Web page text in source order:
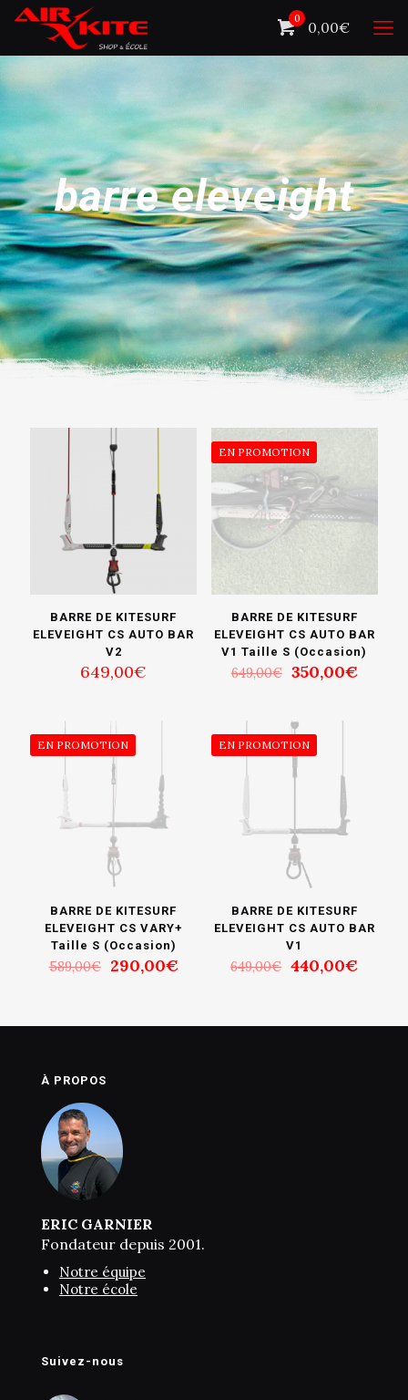
0 0,00€
barre eleveight
BARRE DE KITESURF
ELEVEIGHT CS AUTO BAR
V2
649,00€
EN PROMOTION
BARRE DE KITESURF
ELEVEIGHT CS AUTO BAR
V1 Taille S (Occasion)
649,00€ Le
était :
649,00€.
350,00€Le
EN PROMOTION
BARRE DE KITESURF
ELEVEIGHT CS VARY+
Taille S (Occasion)
589,00€
Le
290,00€Le
EN PROMOTION
BARRE DE KITESURF
ELEVEIGHT CS AUTO BAR
V1
649,00€ Le
440,00€Le
À PROPOS
ERIC GARNIER
Fondateur depuis 2001.
Notre équipe
Notre école
Suivez-nous